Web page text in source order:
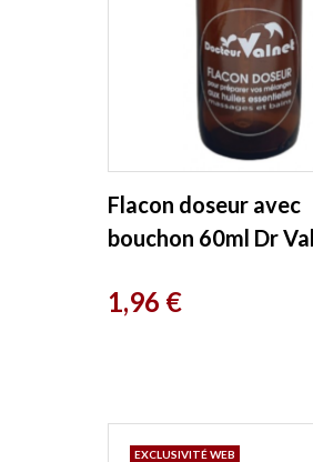
Flacon doseur avec
bouchon 60ml Dr
Prix
1,96 €
EXCLUSIVITÉ WEB